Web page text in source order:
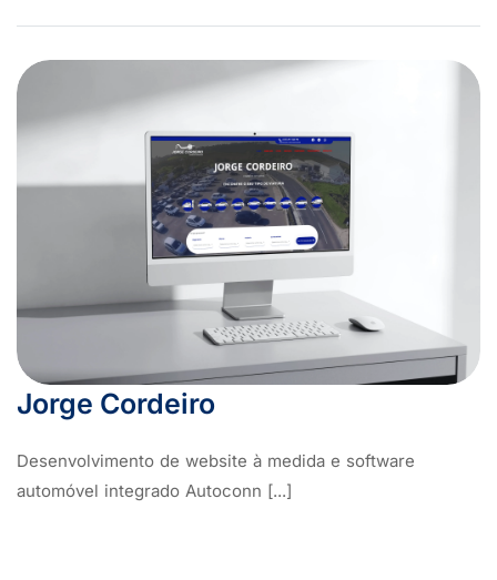
Jorge Cordeiro
Desenvolvimento de website à medida e software
automóvel integrado Autoconn [...]